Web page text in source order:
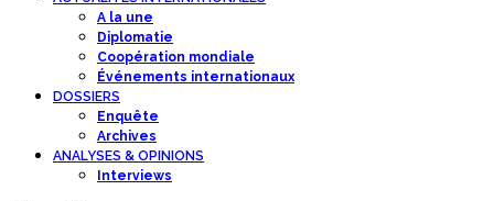
A la une
Diplomatie
Coopération mondiale
Événements internationaux
DOSSIERS
Enquête
Archives
ANALYSES & OPINIONS
Interviews